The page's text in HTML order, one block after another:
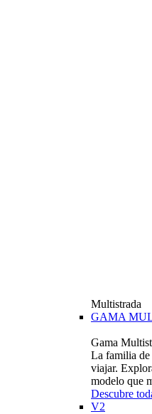
Multistrada
GAMA
Gama
La familia de
viajar.
modelo que
Descubre
V2